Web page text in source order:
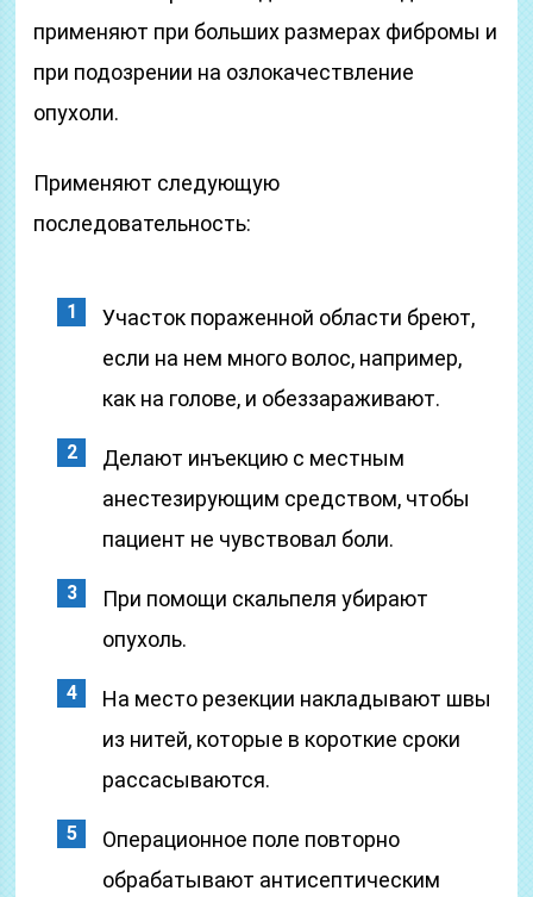
применяют при больших размерах фибромы и
при подозрении на озлокачествление
опухоли.
Применяют следующую
последовательность:
Участок пораженной области бреют,
если на нем много волос, например,
как на голове, и обеззараживают.
Делают инъекцию с местным
анестезирующим средством, чтобы
пациент не чувствовал боли.
При помощи скальпеля убирают
опухоль.
На место резекции накладывают швы
из нитей, которые в короткие сроки
рассасываются.
Операционное поле повторно
обрабатывают антисептическим